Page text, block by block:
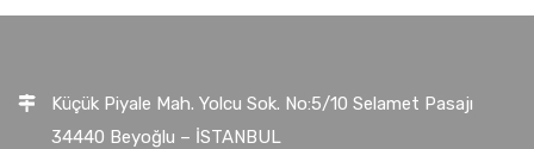
Küçük Piyale Mah. Yolcu Sok. No:5/10 Selamet Pasajı
34440 Beyoğlu – İSTANBUL